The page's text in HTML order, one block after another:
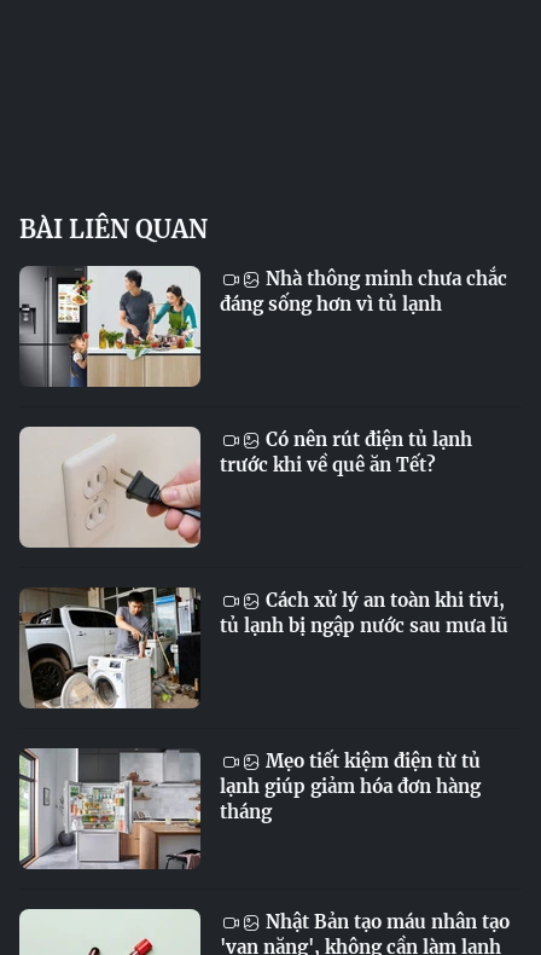
BÀI LIÊN QUAN
Nhà thông minh chưa chắc
đáng sống hơn vì tủ lạnh
Có nên rút điện tủ lạnh
trước khi về quê ăn Tết?
Cách xử lý an toàn khi tivi,
tủ lạnh bị ngập nước sau mưa lũ
Mẹo tiết kiệm điện từ tủ
lạnh giúp giảm hóa đơn hàng
tháng
Nhật Bản tạo máu nhân tạo
'vạn năng', không cần làm lạnh